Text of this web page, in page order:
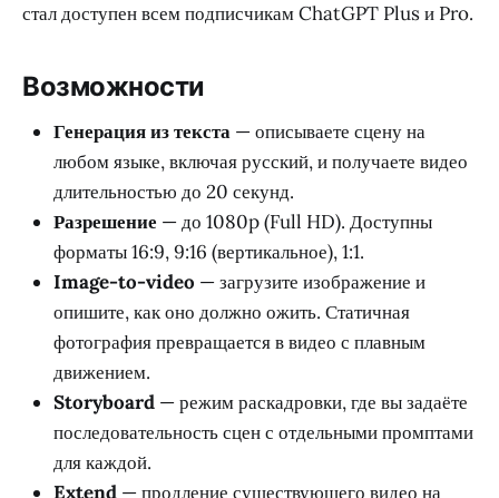
стал доступен всем подписчикам ChatGPT Plus и Pro.
Возможности
Генерация из текста — описываете сцену на
любом языке, включая русский, и получаете видео
длительностью до 20 секунд.
Разрешение — до 1080p (Full HD). Доступны
форматы 16:9, 9:16 (вертикальное), 1:1.
Image-to-video — загрузите изображение и
опишите, как оно должно ожить. Статичная
фотография превращается в видео с плавным
движением.
Storyboard — режим раскадровки, где вы задаёте
последовательность сцен с отдельными промптами
для каждой.
Extend — продление существующего видео на